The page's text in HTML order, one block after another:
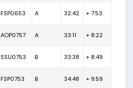
FSP0653 A 32:42 + 7:53
AOP0757 A 33:11 + 8:22
SSU0753 B 33:38 + 8:49
FSP0753 B 34:48 + 9:59